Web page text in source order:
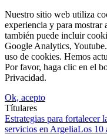
Nuestro sitio web utiliza
experiencia y para
también puede incluir
Google Analytics,
uso de cookies. Hemos
Por favor, haga clic en el
Privacidad.
Ok, acepto
Títulares
Estrategias para fortalecer
servicios en ArgeliaLos 10